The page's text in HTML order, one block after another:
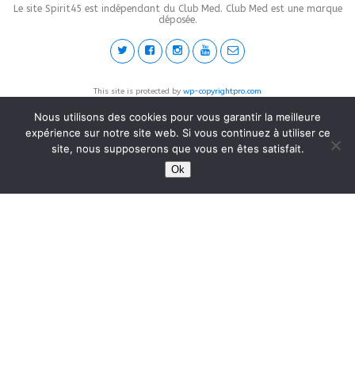
Le site Spirit45 est indépendant du Club Med. Club Med est une marque
déposée.
This site is protected by wp-copyrightpro.com
Nous utilisons des cookies pour vous garantir la meilleure
expérience sur notre site web. Si vous continuez à utiliser ce
site, nous supposerons que vous en êtes satisfait.
Ok